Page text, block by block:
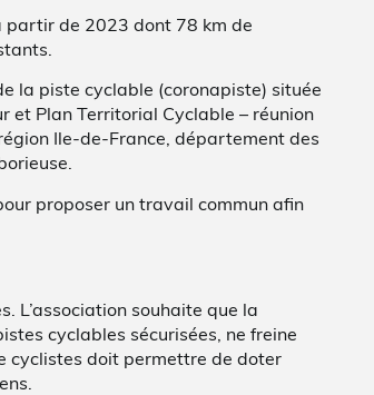
partir de 2023 dont 78 km de
la piste cyclable (coronapiste) située
et Plan Territorial Cyclable – réunion
Ile-de-France, département des
proposer un travail commun afin
L’association souhaite que la
cyclables sécurisées, ne freine
cyclistes doit permettre de doter